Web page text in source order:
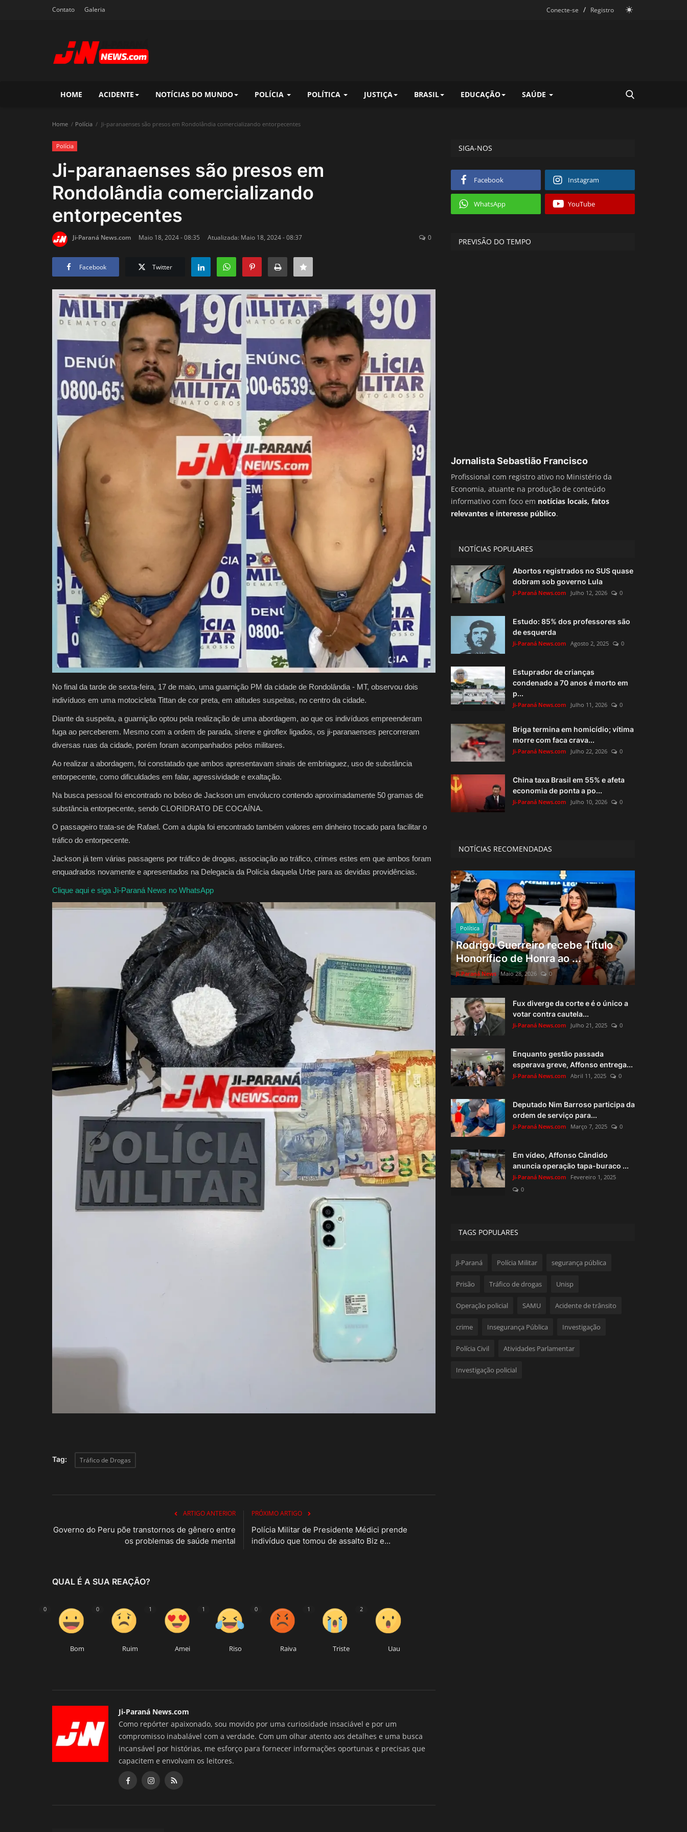
Contato Galeria Conecte-se / Registro
HOME ACIDENTE NOTÍCIAS DO MUNDO POLÍCIA POLÍTICA JUSTIÇA BRASIL EDUCAÇÃO SAÚDE
Home Polícia Ji-paranaenses são presos em Rondolândia comercializando entorpecentes
Polícia
Ji-paranaenses são presos em
Rondolândia comercializando
entorpecentes
Ji-Paraná News.com Maio 18, 2024 - 08:35 Atualizada: Maio 18, 2024 - 08:37 0
Facebook Twitter
No final da tarde de sexta-feira, 17 de maio, uma guarnição PM da cidade de Rondolândia - MT, observou dois
indivíduos em uma motocicleta Tittan de cor preta, em atitudes suspeitas, no centro da cidade.
Diante da suspeita, a guarnição optou pela realização de uma abordagem, ao que os indivíduos empreenderam
fuga ao perceberem. Mesmo com a ordem de parada, sirene e giroflex ligados, os ji-paranaenses percorreram
diversas ruas da cidade, porém foram acompanhados pelos militares.
Ao realizar a abordagem, foi constatado que ambos apresentavam sinais de embriaguez, uso de substância
entorpecente, como dificuldades em falar, agressividade e exaltação.
Na busca pessoal foi encontrado no bolso de Jackson um envólucro contendo aproximadamente 50 gramas de
substância entorpecente, sendo CLORIDRATO DE COCAÍNA.
O passageiro trata-se de Rafael. Com a dupla foi encontrado também valores em dinheiro trocado para facilitar o
tráfico do entorpecente.
Jackson já tem várias passagens por tráfico de drogas, associação ao tráfico, crimes estes em que ambos foram
enquadrados novamente e apresentados na Delegacia da Polícia daquela Urbe para as devidas providências.
Clique aqui e siga Ji-Paraná News no WhatsApp
Tag: Tráfico de Drogas
ARTIGO ANTERIOR
Governo do Peru põe transtornos de gênero entre
os problemas de saúde mental
PRÓXIMO ARTIGO
Polícia Militar de Presidente Médici prende
indivíduo que tomou de assalto Biz e...
QUAL É A SUA REAÇÃO?
0
Bom
0
Ruim
1
Amei
1
Riso
0
Raiva
1
Triste
2
Uau
Ji-Paraná News.com
Como repórter apaixonado, sou movido por uma curiosidade insaciável e por um
compromisso inabalável com a verdade. Com um olhar atento aos detalhes e uma busca
incansável por histórias, me esforço para fornecer informações oportunas e precisas que
capacitem e envolvam os leitores.
SIGA-NOS
Facebook Instagram
WhatsApp YouTube
PREVISÃO DO TEMPO
Jornalista Sebastião Francisco
Profissional com registro ativo no Ministério da
Economia, atuante na produção de conteúdo
informativo com foco em notícias locais, fatos
relevantes e interesse público.
NOTÍCIAS POPULARES
Abortos registrados no SUS quase
dobram sob governo Lula
Ji-Paraná News.com Julho 12, 2026 0
Estudo: 85% dos professores são
de esquerda
Ji-Paraná News.com Agosto 2, 2025 0
Estuprador de crianças
condenado a 70 anos é morto em
p...
Ji-Paraná News.com Julho 11, 2026 0
Briga termina em homicídio; vítima
morre com faca crava...
Ji-Paraná News.com Julho 22, 2026 0
China taxa Brasil em 55% e afeta
economia de ponta a po...
Ji-Paraná News.com Julho 10, 2026 0
NOTÍCIAS RECOMENDADAS
Política
Rodrigo Guerreiro recebe Título
Honorífico de Honra ao ...
Ji-Paraná News Maio 28, 2026 0
Fux diverge da corte e é o único a
votar contra cautela...
Ji-Paraná News.com Julho 21, 2025 0
Enquanto gestão passada
esperava greve, Affonso entrega...
Ji-Paraná News.com Abril 11, 2025 0
Deputado Nim Barroso participa da
ordem de serviço para...
Ji-Paraná News.com Março 7, 2025 0
Em vídeo, Affonso Cândido
anuncia operação tapa-buraco ...
Ji-Paraná News.com
Fevereiro 1, 2025
0
TAGS POPULARES
Ji-Paraná Polícia Militar segurança pública
Prisão Tráfico de drogas Unisp
Operação policial SAMU Acidente de trânsito
crime Insegurança Pública Investigação
Polícia Civil Atividades Parlamentar
Investigação policial